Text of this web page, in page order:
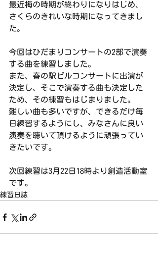
最近梅の時期が終わりになりはじめ、
さくらのきれいな時期になってきまし
た。
今回はひだまりコンサートの2部で演奏
する曲を練習しました。
また、春の駅ビルコンサートに出演が
決定し、そこで演奏する曲も決定した
ため、その練習もはじまりました。
難しい曲も多いですが、できるだけ毎
日練習するようにし、みなさんに良い
演奏を聴いて頂けるように頑張ってい
きたいです。
次回練習は3月22日18時より創造活動室
です。
練習日誌